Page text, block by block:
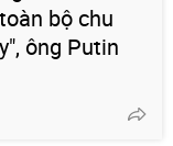
bộ chu
ông Putin